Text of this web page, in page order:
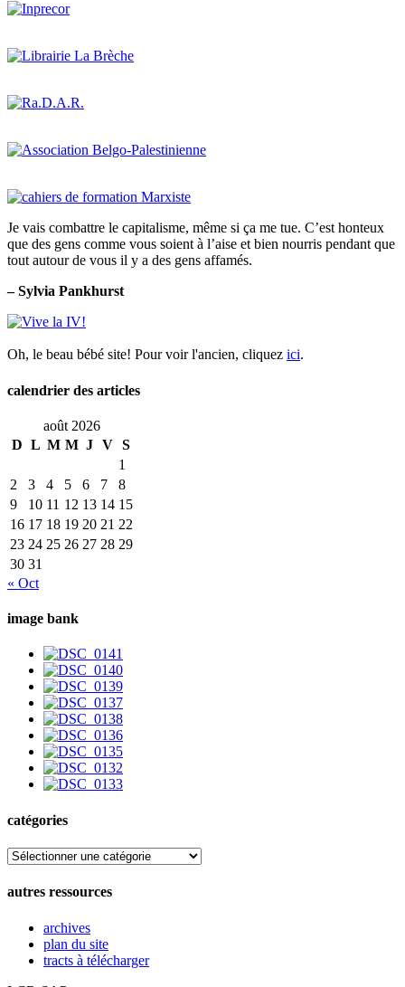
Je vais combattre le capitalisme, même si ça me tue. C’est honteux
que des gens comme vous soient à l’aise et bien nourris pendant que
tout autour de vous il y a des gens affamés.
– Sylvia Pankhurst
Oh, le beau bébé site! Pour voir l'ancien, cliquez ici.
calendrier des articles
août 2026
D L M M J V S
1
2
3 4 5 6 7
8
9
10 11 12 13 14 15
16 17 18 19 20 21 22
23 24 25 26 27 28 29
30 31
« Oct
image bank
catégories
catégories
autres ressources
archives
plan du site
tracts à télécharger